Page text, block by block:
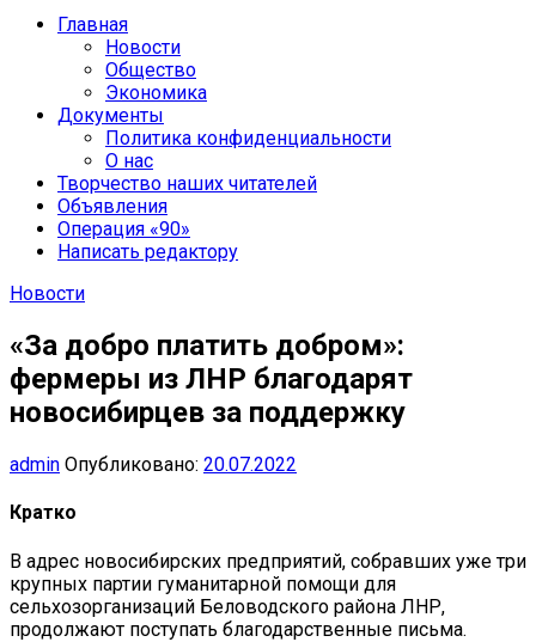
Главная
Новости
Общество
Экономика
Документы
Политика конфиденциальности
О нас
Творчество наших читателей
Объявления
Операция «90»
Написать редактору
Новости
«За добро платить добром»:
фермеры из ЛНР благодарят
новосибирцев за поддержку
admin Опубликовано: 20.07.2022
Кратко
В адрес новосибирских предприятий, собравших уже три
крупных партии гуманитарной помощи для
сельхозорганизаций Беловодского района ЛНР,
продолжают поступать благодарственные письма.